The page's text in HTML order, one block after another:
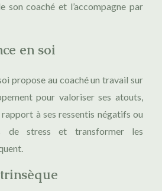
son coaché et l’accompagne par
en soi
propose au coaché un travail sur
pour valoriser ses atouts,
à ses ressentis négatifs ou
de stress et transformer les